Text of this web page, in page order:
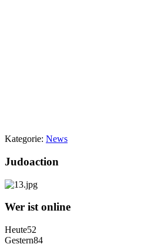
Kategorie: News
Judoaction
Wer ist online
Heute52
Gestern84